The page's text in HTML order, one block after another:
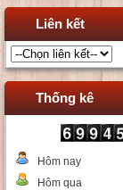
Liên kết
Thống kê
Hôm nay
Hôm qua